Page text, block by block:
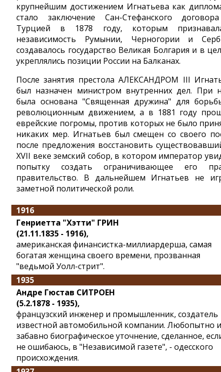
крупнейшим достижением Игнатьева как
стало заключение Сан-Стефанского
Турцией в 1878 году, которым
независимость Румынии, Черногории и
создавалось государство Великая Болгария и в
укреплялись позиции России на Балканах.
После занятия престола АЛЕКСАНДРОМ III
был назначен министром внутренних дел. При
была основана "Священная дружина" для
революционным движением, а в 1881 году
еврейские погромы, против которых не было
никаких мер. Игнатьев был смещен со своего
после предложения восстановить
XVII веке земский собор, в котором император
попытку создать ограничивающее его
правительство. В дальнейшем Игнатьев не
заметной политической роли.
1916
Генриетта "Хэтти" ГРИН
(21.11.1835 - 1916),
американская финансистка-миллиардерша, самая
богатая женщина своего времени, прозванная
"ведьмой Уолл-стрит".
1935
Андре Гюстав СИТРОЕН
(5.2.1878 - 1935),
французский инженер и промышленник, создатель
известной автомобильной компании. Любопытно и
забавно биографическое уточнение, сделанное,
не ошибаюсь, в "Независимой газете", - одесского
происхождения.